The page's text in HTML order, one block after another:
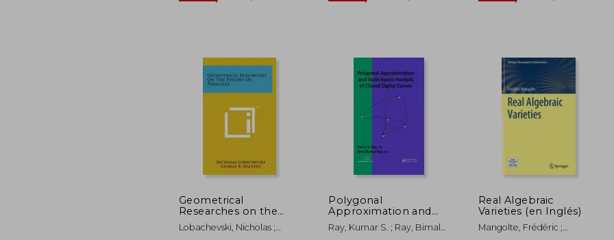
45%
dcto.
$ 1.251.465
$ 688.306
45%
dcto.
$ 215.545
$ 118.550
45%
dcto.
Geometrical
Researches on the
Theory of Parallels (en
Inglés)
Lobachevski, Nicholas ;
Polygonal
Approximation and
Scale-Space Analysis
of Closed Digital
Ray, Kumar S. ; Ray, Bimal
Real Algebraic
Varieties (en Inglés)
Mangolte, Frédéric ;